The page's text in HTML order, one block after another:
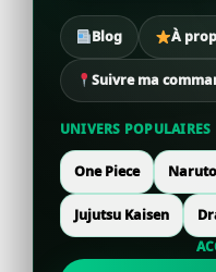
Blog À
Suivre ma
UNIVERS POPULAIRES
One Piece Naruto
Jujutsu Kaisen